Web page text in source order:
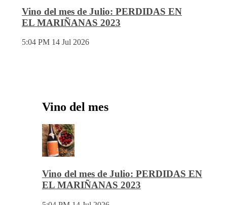
Vino del mes de Julio: PERDIDAS EN
EL MARIÑANAS 2023
5:04 PM 14 Jul 2026
Vino del mes
Vino del mes de Julio: PERDIDAS EN
EL MARIÑANAS 2023